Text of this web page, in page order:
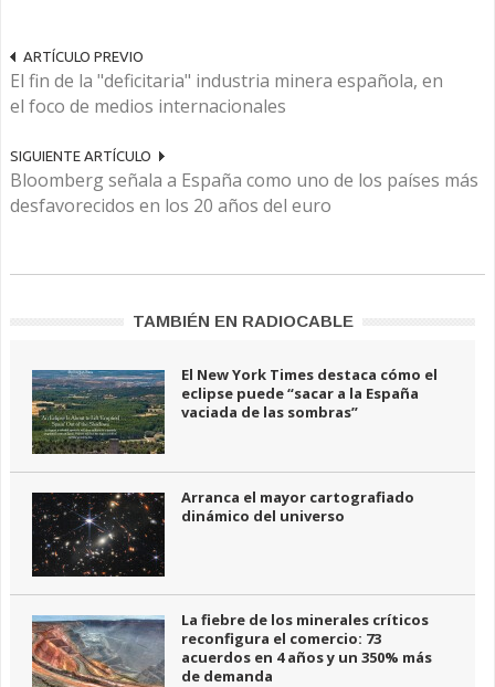
ARTÍCULO PREVIO
El fin de la "deficitaria" industria minera española, en
el foco de medios internacionales
SIGUIENTE ARTÍCULO
Bloomberg señala a España como uno de los países más
desfavorecidos en los 20 años del euro
TAMBIÉN EN RADIOCABLE
El New York Times destaca cómo el
eclipse puede “sacar a la España
vaciada de las sombras”
Arranca el mayor cartografiado
dinámico del universo
La fiebre de los minerales críticos
reconfigura el comercio: 73
acuerdos en 4 años y un 350% más
de demanda